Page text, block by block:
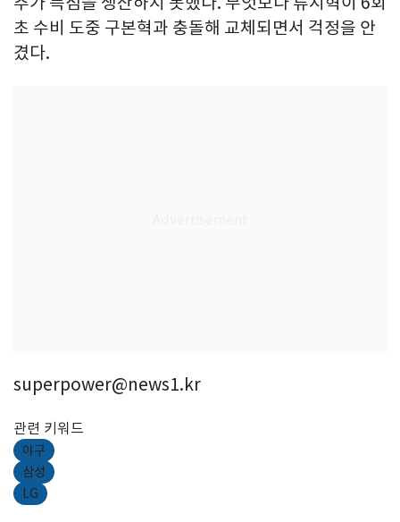
초 수비 도중 구본혁과 충돌해 교체되면서 걱정을 안
겼다.
superpower@news1.kr
관련 키워드
야구
삼성
LG